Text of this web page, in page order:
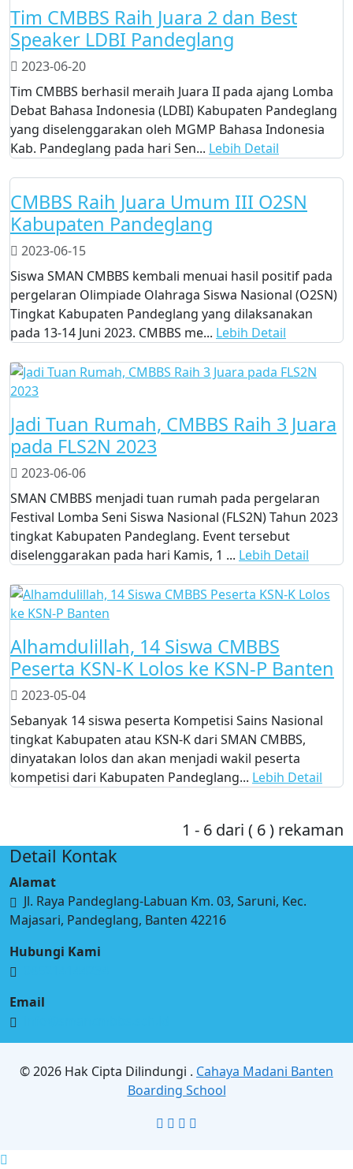
Tim CMBBS Raih Juara 2 dan Best
Speaker LDBI Pandeglang
2023-06-20
Tim CMBBS berhasil meraih Juara II pada ajang Lomba
Debat Bahasa Indonesia (LDBI) Kabupaten Pandeglang
yang diselenggarakan oleh MGMP Bahasa Indonesia
Kab. Pandeglang pada hari Sen... Lebih Detail
CMBBS Raih Juara Umum III O2SN
Kabupaten Pandeglang
2023-06-15
Siswa SMAN CMBBS kembali menuai hasil positif pada
pergelaran Olimpiade Olahraga Siswa Nasional (O2SN)
Tingkat Kabupaten Pandeglang yang dilaksanakan
pada 13-14 Juni 2023. CMBBS me... Lebih Detail
Jadi Tuan Rumah, CMBBS Raih 3 Juara
pada FLS2N 2023
2023-06-06
SMAN CMBBS menjadi tuan rumah pada pergelaran
Festival Lomba Seni Siswa Nasional (FLS2N) Tahun 2023
tingkat Kabupaten Pandeglang. Event tersebut
diselenggarakan pada hari Kamis, 1 ... Lebih Detail
Alhamdulillah, 14 Siswa CMBBS
Peserta KSN-K Lolos ke KSN-P Banten
2023-05-04
Sebanyak 14 siswa peserta Kompetisi Sains Nasional
tingkat Kabupaten atau KSN-K dari SMAN CMBBS,
dinyatakan lolos dan akan menjadi wakil peserta
kompetisi dari Kabupaten Pandeglang... Lebih Detail
1 - 6 dari ( 6 ) rekaman
Detail Kontak
Alamat
Jl. Raya Pandeglang-Labuan Km. 03, Saruni, Kec.
Majasari, Pandeglang, Banten 42216
Hubungi Kami
Email
© 2026 Hak Cipta Dilindungi . Cahaya Madani Banten
Boarding School